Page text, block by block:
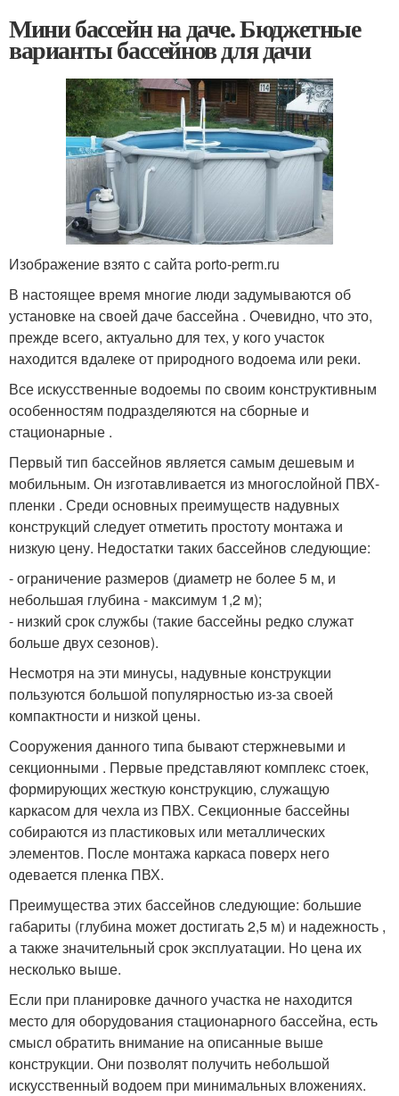
Мини бассейн на даче. Бюджетные
варианты бассейнов для дачи
Изображение взято с сайта porto-perm.ru
В настоящее время многие люди задумываются об
установке на своей даче бассейна . Очевидно, что это,
прежде всего, актуально для тех, у кого участок
находится вдалеке от природного водоема или реки.
Все искусственные водоемы по своим конструктивным
особенностям подразделяются на сборные и
стационарные .
Первый тип бассейнов является самым дешевым и
мобильным. Он изготавливается из многослойной ПВХ-
пленки . Среди основных преимуществ надувных
конструкций следует отметить простоту монтажа и
низкую цену. Недостатки таких бассейнов следующие:
- ограничение размеров (диаметр не более 5 м, и
небольшая глубина - максимум 1,2 м);
- низкий срок службы (такие бассейны редко служат
больше двух сезонов).
Несмотря на эти минусы, надувные конструкции
пользуются большой популярностью из-за своей
компактности и низкой цены.
Сооружения данного типа бывают стержневыми и
секционными . Первые представляют комплекс стоек,
формирующих жесткую конструкцию, служащую
каркасом для чехла из ПВХ. Секционные бассейны
собираются из пластиковых или металлических
элементов. После монтажа каркаса поверх него
одевается пленка ПВХ.
Преимущества этих бассейнов следующие: большие
габариты (глубина может достигать 2,5 м) и надежность ,
а также значительный срок эксплуатации. Но цена их
несколько выше.
Если при планировке дачного участка не находится
место для оборудования стационарного бассейна, есть
смысл обратить внимание на описанные выше
конструкции. Они позволят получить небольшой
искусственный водоем при минимальных вложениях.